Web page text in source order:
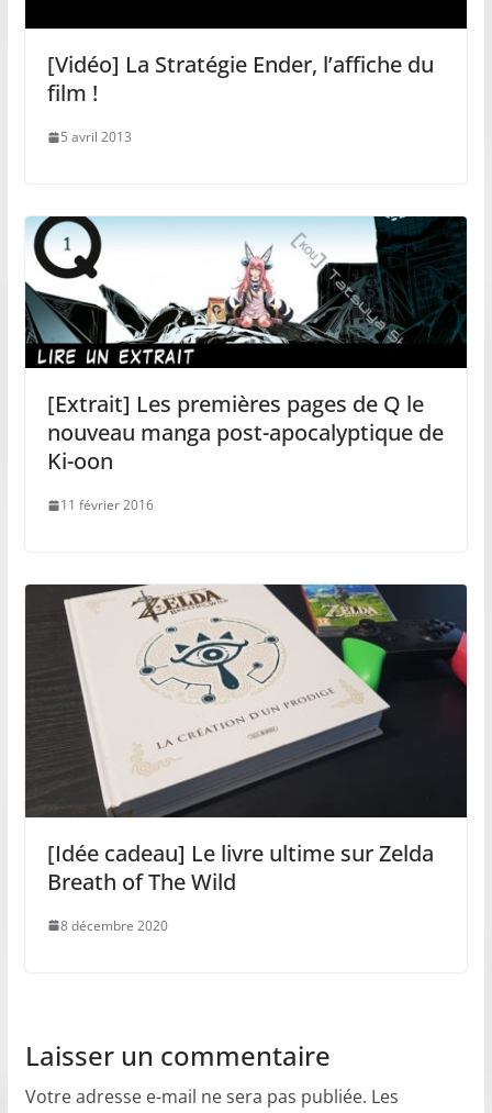
[Vidéo] La Stratégie Ender, l’affiche du
film !
5 avril 2013
[Extrait] Les premières pages de Q le
nouveau manga post-apocalyptique de
Ki-oon
11 février 2016
[Idée cadeau] Le livre ultime sur Zelda
Breath of The Wild
8 décembre 2020
Laisser un commentaire
Votre adresse e-mail ne sera pas publiée. Les